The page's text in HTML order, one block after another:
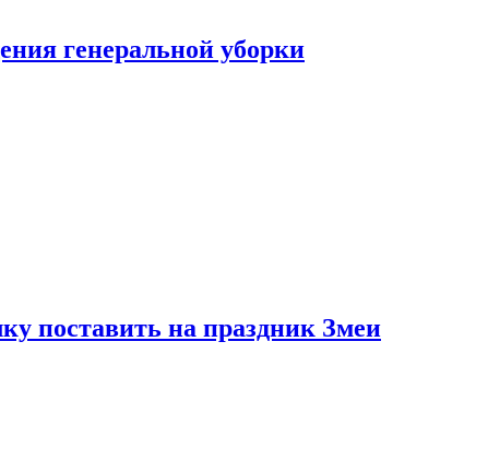
генеральной уборки
поставить на праздник Змеи